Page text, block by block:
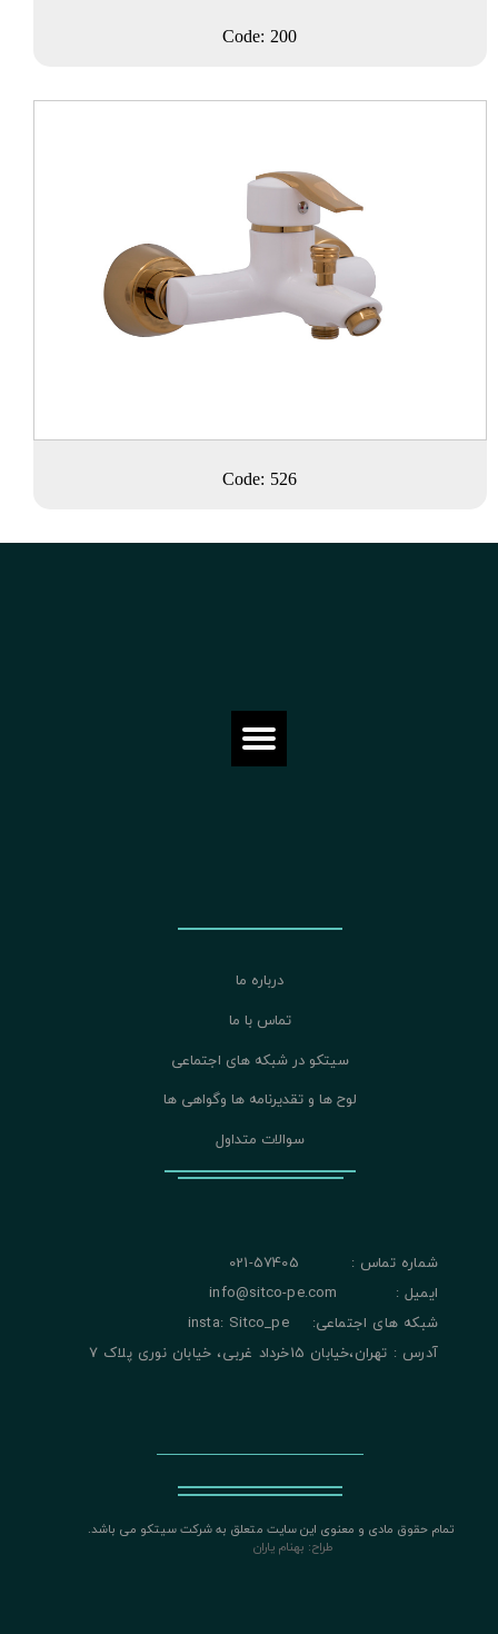
Code: 200
Code: 526
تمام حقوق مادی و معنوی این سایت متعلق به شرکت سیتکو می باشد.
طراح: بهنام یاران
درباره ما
تماس با ما
سیتکو در شبکه های اجتماعی
لوح ها و تقدیرنامه ها وگواهی ها
سوالات متداول
شماره تماس : 57405-021
ایمیل : info@sitco-pe.com
شبکه های اجتماعی: insta: Sitco_pe
آدرس : تهران،خیابان 15خرداد غربی، خیابان نوری پلاک 7